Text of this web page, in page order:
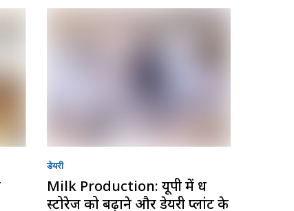
डेयरी
Milk Production: यूपी में दूध
स्टोरेज को बढ़ाने और डेयरी प्लांट के